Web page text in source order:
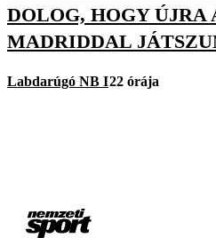
DOLOG, HOGY ÚJRA
MADRIDDAL
Labdarúgó NB I22 órája